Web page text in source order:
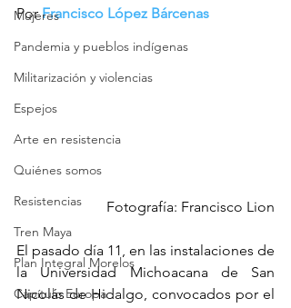
Mujeres
Pandemia y pueblos indígenas
Militarización y violencias
Espejos
Arte en resistencia
Quiénes somos
Resistencias
Tren Maya
Plan Integral Morelos
Capítulo Europa
Por Francisco López Bárcenas
Fotografía: Francisco Lion
El pasado día 11, en las instalaciones de
la Universidad Michoacana de San
Nicolás de Hidalgo, convocados por el